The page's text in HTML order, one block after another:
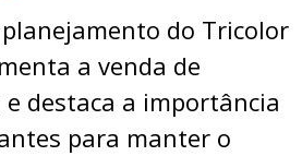
do Tricolor
a venda de
e destaca a importância
para manter o